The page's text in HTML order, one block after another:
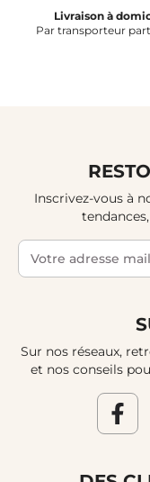
Livraison à
Par transporteur
Inscrivez-vous à
Sur nos réseaux,
et nos conseils